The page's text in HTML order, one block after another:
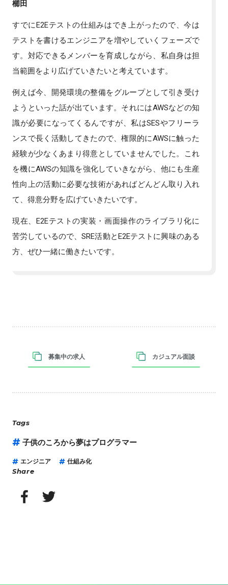
櫛田
すでにE2Eテストの仕組みはでき上がったので、今は
テストを書けるエンジニアを増やしていくフェーズで
す。対応できるメンバーを育成しながら、私自身は担
当範囲をより広げていきたいと考えています。
例えば今、開発環境の整備をグループとして引き受け
ようといった話が出ています。それにはAWSなどの知
識が必要になってくるんですが、私はSESやフリーラ
ンスで長く活動してきたので、権限的にAWSに触った
経験が少なくあまり得意としていませんでした。これ
を機にAWSの知識を強化していきながら、他にも生産
性向上の活動に必要な技術があればどんどん取り入れ
て、得意分野を広げていきたいです。
現在、E2Eテストの実装・画面操作のライブラリ化に
苦労しているので、SRE活動とE2Eテストに興味のある
方、ぜひ一緒に働きたいです。
募集中の求人 カジュアル面談
Tags
子供のころから夢はプログラマー
エンジニア 仕組み化
Share